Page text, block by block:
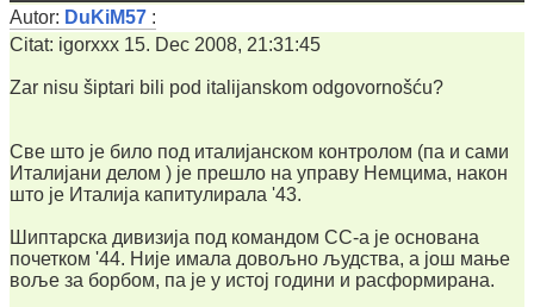
Autor: DuKiM57 :
Citat: igorxxx 15. Dec 2008, 21:31:45
Zar nisu šiptari bili pod italijanskom odgovornošću?
Све што је било под италијанском контролом (па и сами
Италијани делом ) је прешло на управу Немцима, након
што је Италија капитулирала '43.
Шиптарска дивизија под командом СС-а је основана
почетком '44. Није имала довољно људства, а још мање
воље за борбом, па је у истој години и расформирана.